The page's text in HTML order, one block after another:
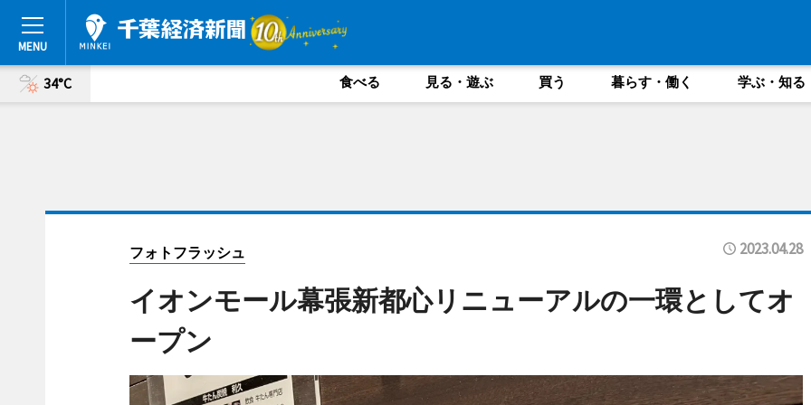
34°C 食べる 見る・遊ぶ 買う 暮らす・働く 学ぶ・知る
フォトフラッシュ 2023.04.28
イオンモール幕張新都心リニューアルの一環としてオ
ープン